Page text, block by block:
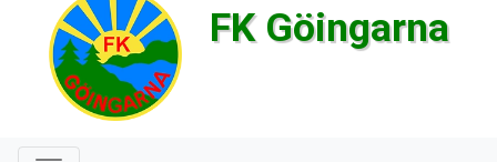
FK Göingarna